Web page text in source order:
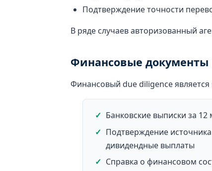
Подтверждение точности
В ряде случаев авторизованный
Финансовые документы
Финансовый due diligence
Банковские выписки за
Подтверждение
дивидендные выплаты
Справка о финансовом